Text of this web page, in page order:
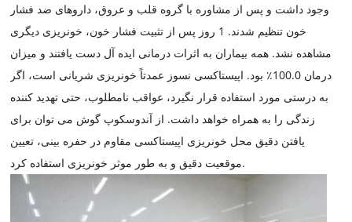
وجود داشت و پس از مشاوره با گروه قلب و عروق، داروهای ضد فشار
خون تنظیم شدند. 1 روز پس از تثبیت فشار خون، خونریزی دیگری
مشاهده نشد. همه بیماران به اثرات درمانی ایده آل دست یافتند و میزان
درمان 100.0٪ بود. اپیستاکسی نسوز عمدتاً خونریزی شریانی است، اگر
به درستی مورد استفاده قرار نگیرد، عواقب نامطلوب، حتی تهدید کننده
زندگی را به همراه خواهد داشت. از آندوسکوپ گوش می توان برای
یافتن دقیق محل خونریزی اپیستاکسی مقاوم در حفره بینی، تعیین
موقعیت دقیق و به طور موثر خونریزی استفاده کرد.